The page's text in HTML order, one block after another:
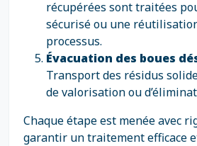
récupérées sont traitées
sécurisé ou une
processus.
Évacuation des boues
Transport des résidus
de valorisation ou
Chaque étape est menée avec
garantir un traitement efficace